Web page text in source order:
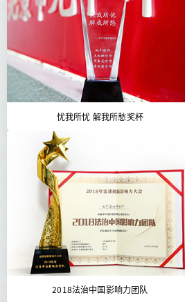
忧我所忧 解我所愁奖杯
2018法治中国影响力团队